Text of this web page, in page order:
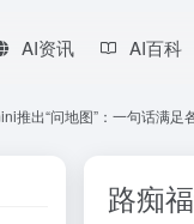
AI资讯 AI百科
推出“问地图”：一句话满足
路痴